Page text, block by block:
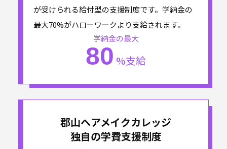
が受けられる給付型の支援制度です。学納金の
最大70%がハローワークより支給されます。
学納金の最大
80 %支給
郡山ヘアメイクカレッジ
独自の学費支援制度